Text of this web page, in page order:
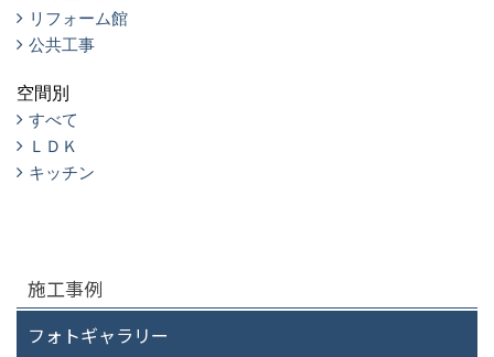
リフォーム館
公共工事
空間別
すべて
ＬＤＫ
キッチン
施工事例
フォトギャラリー